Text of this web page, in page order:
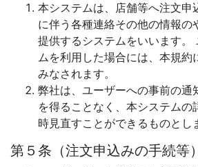
本システムは、店舗等へ注文申
に伴う各種連絡その他の情報の
提供するシステムをいいます。
ムを利用した場合には、本規約
みなされます。
弊社は、ユーザーへの事前の通
を得ることなく、本システムの
時見直すことができるものとし
第５条（注文申込みの手続等）